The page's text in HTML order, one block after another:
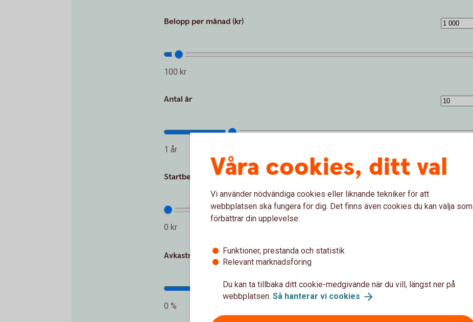
Belopp per månad (kr)
100 kr
Antal år
1 år
Startbelopp (kr)
0 kr
Avkastning per år (%)
0 %
Våra cookies, ditt val
Vi använder nödvändiga cookies eller liknande tekniker för att
webbplatsen ska fungera för dig. Det finns även cookies du kan välja som
förbättrar din upplevelse:
Funktioner, prestanda och statistik
Relevant marknadsföring
Du kan ta tillbaka ditt cookie-medgivande när du vill, längst ner på
webbplatsen. Så hanterar vi cookies